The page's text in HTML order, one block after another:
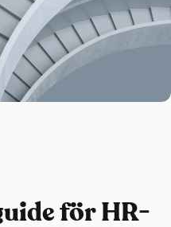
för HR-